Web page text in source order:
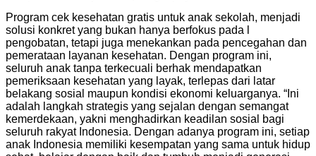
Program cek kesehatan gratis untuk anak sekolah, menjadi
solusi konkret yang bukan hanya berfokus pada l
pengobatan, tetapi juga menekankan pada pencegahan dan
pemerataan layanan kesehatan. Dengan program ini,
seluruh anak tanpa terkecuali berhak mendapatkan
pemeriksaan kesehatan yang layak, terlepas dari latar
belakang sosial maupun kondisi ekonomi keluarganya. “Ini
adalah langkah strategis yang sejalan dengan semangat
kemerdekaan, yakni menghadirkan keadilan sosial bagi
seluruh rakyat Indonesia. Dengan adanya program ini, setiap
anak Indonesia memiliki kesempatan yang sama untuk hidup